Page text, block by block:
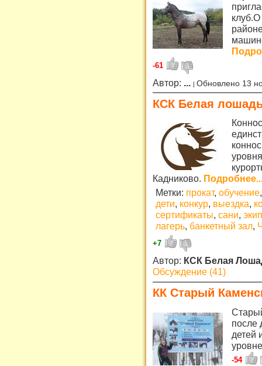
-61
Автор: Обновлено 13
КСК Белая
Кадниково.
Метки: прокат, обучение,
дети, конкур, выездка,
сертификаты, сани,
лагерь, банкетный зал,
+7
Автор: КСК Белая
Обсуждение (41)
КК Старый
после
детей
-54